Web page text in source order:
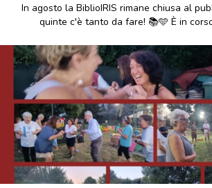
In agosto la BiblioIRIS rimane chiusa al
quinte c'è tanto da fare! 📚🩵 È in